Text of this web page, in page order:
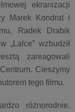
ekranizacji
Marek Kondrat i
Radek Drabik
„Lalce” wzbudził
zareagowali
Cieszymy
tego filmu.
różnorodnie.